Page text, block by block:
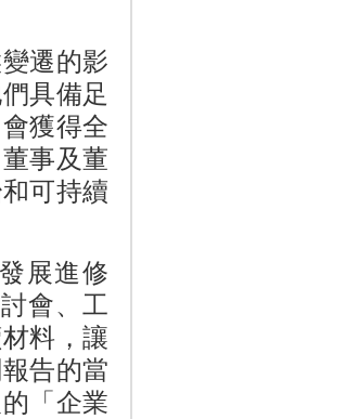
遷的影
具備足
獲得全
事及董
可持續
展進修
會、工
料，讓
告的當
「企業